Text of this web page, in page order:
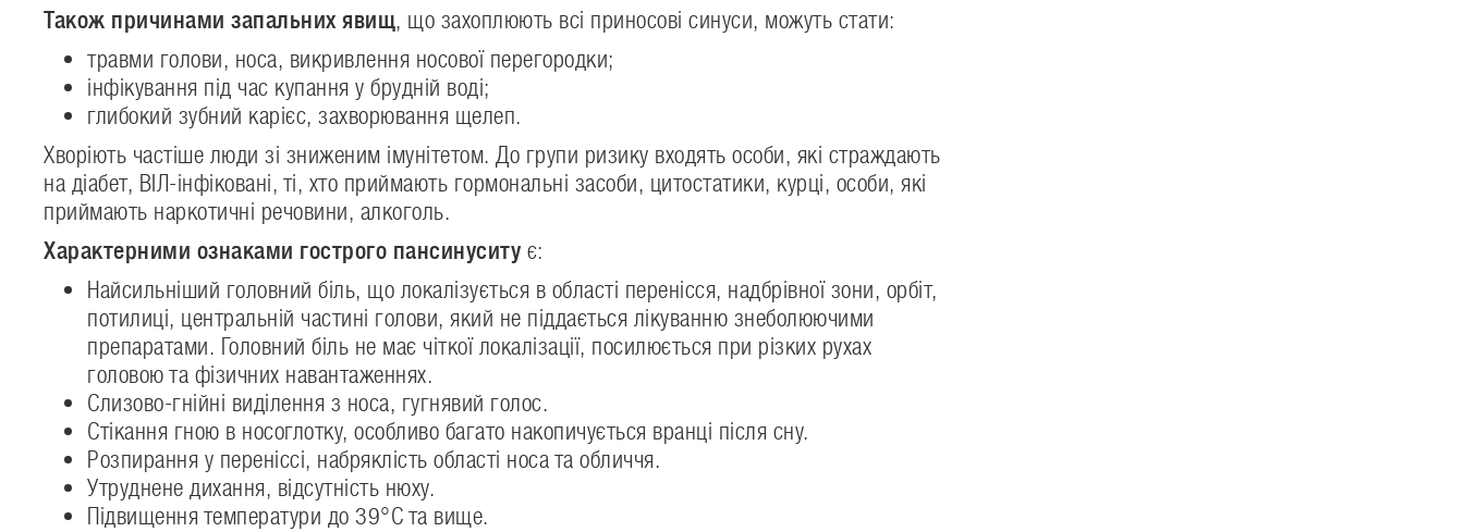
Також причинами запальних явищ, що захоплюють всі приносові синуси, можуть стати:
травми голови, носа, викривлення носової перегородки;
інфікування під час купання у брудній воді;
глибокий зубний карієс, захворювання щелеп.
Хворіють частіше люди зі зниженим імунітетом. До групи ризику входять особи, які страждають
на діабет, ВІЛ-інфіковані, ті, хто приймають гормональні засоби, цитостатики, курці, особи, які
приймають наркотичні речовини, алкоголь.
Характерними ознаками гострого пансинуситу є:
Найсильніший головний біль, що локалізується в області перенісся, надбрівної зони, орбіт,
потилиці, центральній частині голови, який не піддається лікуванню знеболюючими
препаратами. Головний біль не має чіткої локалізації, посилюється при різких рухах
головою та фізичних навантаженнях.
Слизово-гнійні виділення з носа, гугнявий голос.
Стікання гною в носоглотку, особливо багато накопичується вранці після сну.
Розпирання у переніссі, набряклість області носа та обличчя.
Утруднене дихання, відсутність нюху.
Підвищення температури до 39°С та вище.